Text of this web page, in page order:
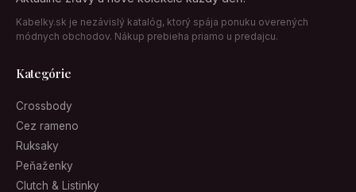
Kabelky.sk je nezávislý katalóg, ktorý spája ponuku overených
módnych obchodov. Nákup prebieha priamo u predajcu.
Kategórie
Crossbody
Cez rameno
Ruksaky
Peňaženky
Clutch & Listinky